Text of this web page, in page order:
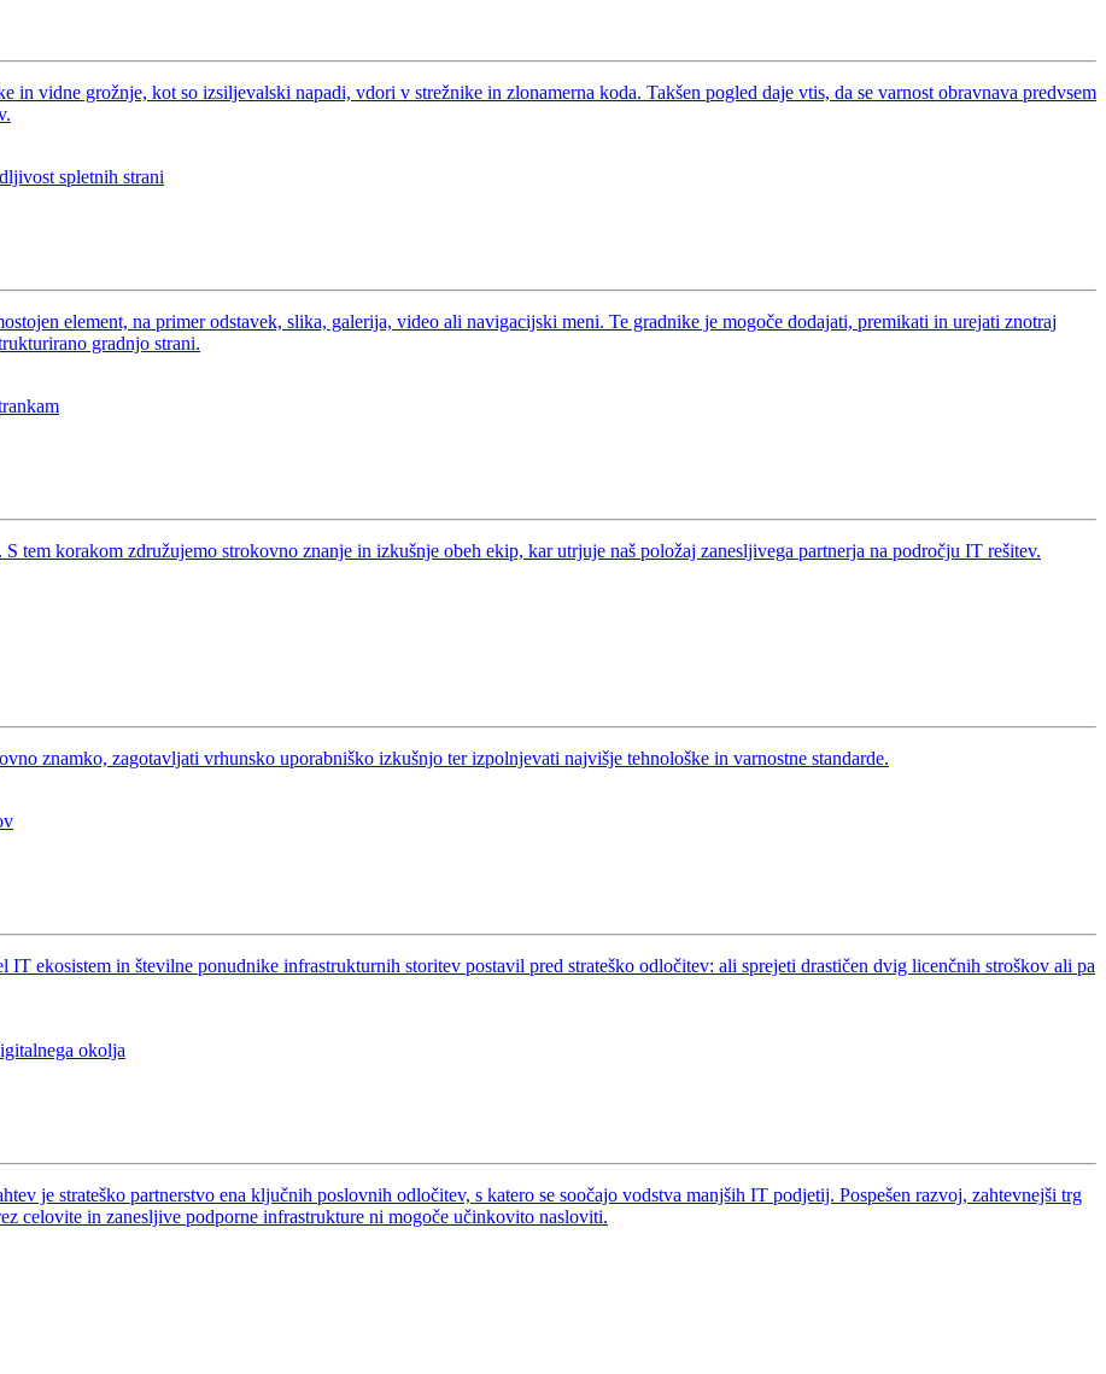
vidne grožnje, kot so izsiljevalski napadi, vdori v strežnike in zlonamerna koda. Takšen pogled daje vtis, da se varnost obravnava predvsem
spletnih strani
element, na primer odstavek, slika, galerija, video ali navigacijski meni. Te gradnike je mogoče dodajati, premikati in urejati znotraj
gradnjo strani.
tem korakom združujemo strokovno znanje in izkušnje obeh ekip, kar utrjuje naš položaj zanesljivega partnerja na področju IT rešitev.
znamko, zagotavljati vrhunsko uporabniško izkušnjo ter izpolnjevati najvišje tehnološke in varnostne standarde.
ekosistem in številne ponudnike infrastrukturnih storitev postavil pred strateško odločitev: ali sprejeti drastičen dvig licenčnih stroškov ali pa
okolja
je strateško partnerstvo ena ključnih poslovnih odločitev, s katero se soočajo vodstva manjših IT podjetij. Pospešen razvoj, zahtevnejši trg
celovite in zanesljive podporne infrastrukture ni mogoče učinkovito nasloviti.